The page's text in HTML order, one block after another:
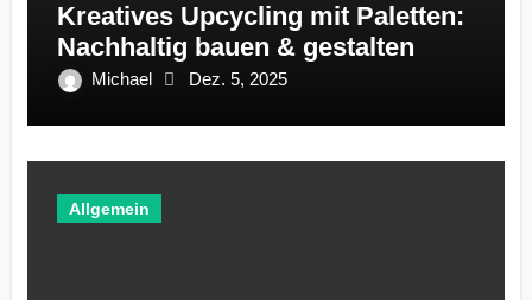
Kreatives Upcycling mit Paletten:
Nachhaltig bauen & gestalten
Michael Dez. 5, 2025
Allgemein